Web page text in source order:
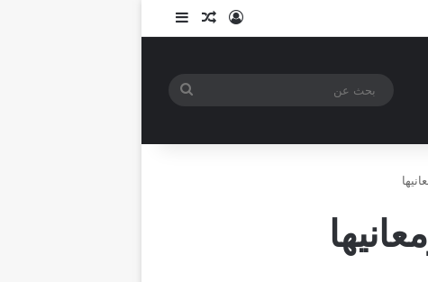
تسجيل الدخول
مقال عشوائي
إضافة عمود جانبي
بحث